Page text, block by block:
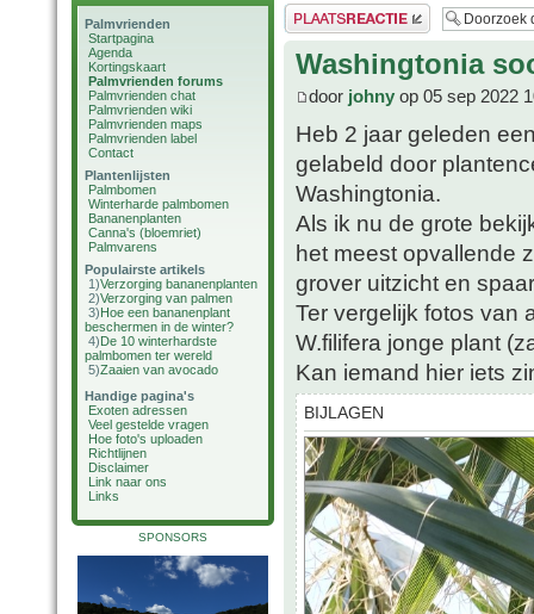
Palmvrienden
Startpagina
Agenda
Kortingskaart
Palmvrienden forums
Palmvrienden chat
Palmvrienden wiki
Palmvrienden maps
Palmvrienden label
Contact
Plantenlijsten
Palmbomen
Winterharde palmbomen
Bananenplanten
Canna's (bloemriet)
Palmvarens
Populairste artikels
1)Verzorging bananenplanten
2)Verzorging van palmen
3)Hoe een bananenplant
beschermen in de winter?
4)De 10 winterhardste
palmbomen ter wereld
5)Zaaien van avocado
Handige pagina's
Exoten adressen
Veel gestelde vragen
Hoe foto's uploaden
Richtlijnen
Disclaimer
Link naar ons
Links
SPONSORS
Plaats een reactie
Washingtonia
door johny op 05 sep 2022
Heb 2 jaar geleden
gelabeld door
Washingtonia.
Als ik nu de grote
het meest opvallende
grover uitzicht en
Ter vergelijk fotos van
W.filifera jonge plant
Kan iemand hier iets
BIJLAGEN